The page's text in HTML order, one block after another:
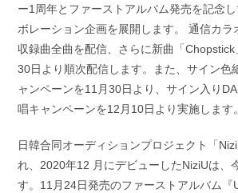
ー1周年とファーストアルバム発売を記念
ボレーション企画を展開します。 通信カラ
収録曲全曲を配信、さらに新曲「Chopstick
30日より順次配信します。また、サイン色
ャンペーンを11月30日より、サイン入り
唱キャンペーンを12月10日より実施します。
日韓合同オーディションプロジェクト「
れ、2020年12 月にデビューしたNiziUは、
す。11月24日発売のファーストアルバム『